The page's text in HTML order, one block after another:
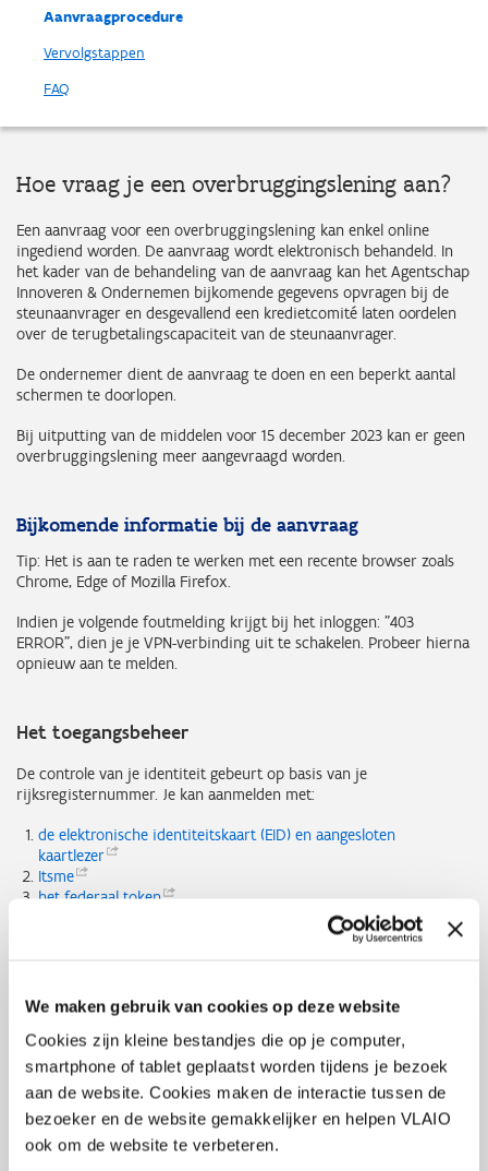
We maken gebruik van cookies op deze website
Cookies zijn kleine bestandjes die op je computer,
smartphone of tablet geplaatst worden tijdens je bezoek
aan de website. Cookies maken de interactie tussen de
bezoeker en de website gemakkelijker en helpen VLAIO
ook om de website te verbeteren.
Aanvraagprocedure
Vervolgstappen
FAQ
Hoe vraag je een overbruggingslening aan?
Een aanvraag voor een overbruggingslening kan enkel online
ingediend worden. De aanvraag wordt elektronisch behandeld. In
het kader van de behandeling van de aanvraag kan het Agentschap
Innoveren & Ondernemen bijkomende gegevens opvragen bij de
steunaanvrager en desgevallend een kredietcomité laten oordelen
over de terugbetalingscapaciteit van de steunaanvrager.
De ondernemer dient de aanvraag te doen en een beperkt aantal
schermen te doorlopen.
Bij uitputting van de middelen voor 15 december 2023 kan er geen
overbruggingslening meer aangevraagd worden.
Bijkomende informatie bij de aanvraag
Tip: Het is aan te raden te werken met een recente browser zoals
Chrome, Edge of Mozilla Firefox.
Indien je volgende foutmelding krijgt bij het inloggen: "403
ERROR", dien je je VPN-verbinding uit te schakelen. Probeer hierna
opnieuw aan te melden.
Het toegangsbeheer
De controle van je identiteit gebeurt op basis van je
rijksregisternummer. Je kan aanmelden met:
de elektronische identiteitskaart (EID) en aangesloten
kaartlezer
Itsme
het federaaltoken
moeten activeren.Lees de informatiepagina's op
overheid.vlaanderen.be
Wat als ik geen e-ID kaartlezer heb? Of als ik de pincode van mijn
identiteitskaart ben vergeten? Geen enkel probleem. Het is ook
mogelijk je te identificeren via de ‘Itsme-app’. Deze is makkelijk te
installeren op je smartphone met behulp van je bankkaart. Meer
uitleg op www.itsme.be/get-started
of bekijk onderstaand